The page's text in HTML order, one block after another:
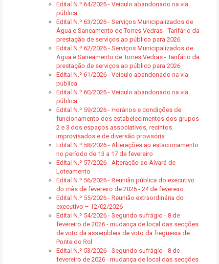
Edital N.º 64/2026 - Veiculo abandonado na via
pública
Edital N.º 63/2026 - Serviços Municipalizados de
Água e Saneamento de Torres Vedras - Tarifário da
prestação de serviços ao público para 2026
Edital N.º 62/2026 - Serviços Municipalizados de
Água e Saneamento de Torres Vedras - Tarifário da
prestação de serviços ao público para 2026
Edital N.º 61/2026 - Veiculo abandonado na via
pública
Edital N.º 60/2026 - Veiculo abandonado na via
pública
Edital N.º 59/2026 - Horários e condições de
funcionamento dos estabelecimentos dos grupos
2 e 3 dos espaços associativos, recintos
improvisados e de diversão provisória
Edital N.º 58/2026 - Alterações ao estacionamento
no período de 13 a 17 de fevereiro
Edital N.º 57/2026 - Alteração ao Alvará de
Loteamento
Edital N.º 56/2026 - Reunião pública do executivo
do mês de fevereiro de 2026 - 24 de fevereiro
Edital N.º 55/2026 - Reunião extraordinária do
executivo – 12/02/2026
Edital N.º 54/2026 - Segundo sufrágio - 8 de
fevereiro de 2026 - mudança de local das secções
de voto da assembleia de voto da freguesia de
Ponte do Rol
Edital N.º 53/2026 - Segundo sufrágio - 8 de
fevereiro de 2026 - mudança de local das secções